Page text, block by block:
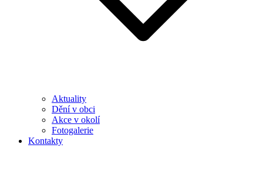
Aktuality
Dění v obci
Akce v okolí
Fotogalerie
Kontakty